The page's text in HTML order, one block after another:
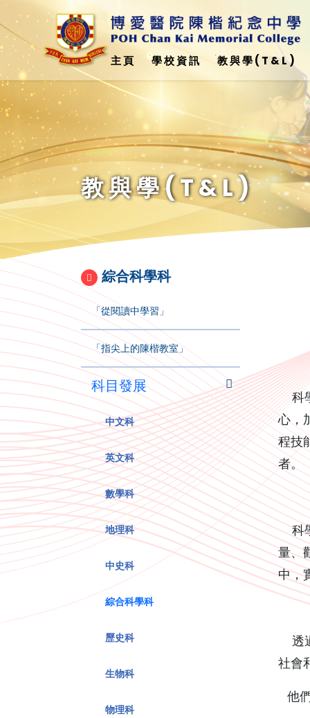
主頁 學校資訊 教與學(T&L)
教與學(T&L)
綜合科學科
「從閱讀中學習」
「指尖上的陳楷教室」
科目發展
中文科
英文科
數學科
地理科
中史科
綜合科學科
歷史科
生物科
物理科
科學
心，
程技
者。
科學
量、
中，
透
社會
他